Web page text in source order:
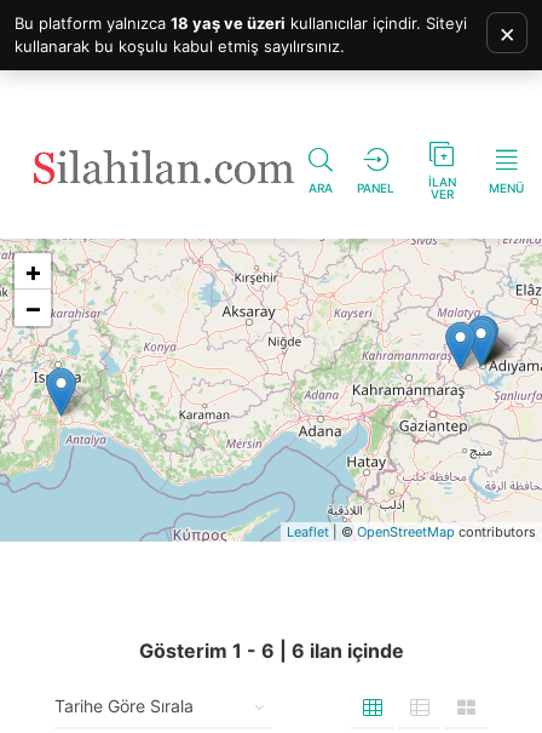
ARA PANEL
İLAN
VER
MENÜ
Gösterim 1 - 6 6 ilan içinde
+
−
Leaflet | ©OpenStreetMap contributors
Bu platform yalnızca 18 yaş ve üzeri kullanıcılar içindir. Siteyi
kullanarak bu koşulu kabul etmiş sayılırsınız.
×